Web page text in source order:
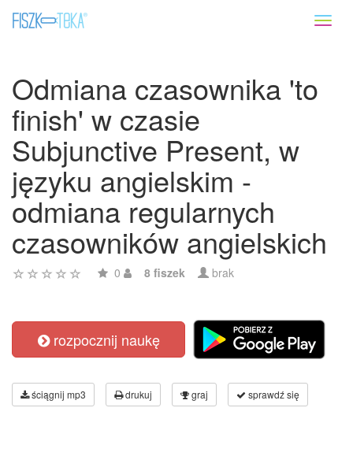
Odmiana czasownika 'to
finish' w czasie
Subjunctive Present, w
języku angielskim -
odmiana regularnych
czasowników angielskich
0 8 fiszek brak
rozpocznij naukę
ściągnij mp3 drukuj graj sprawdź się